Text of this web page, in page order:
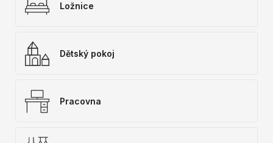
Ložnice
Dětský pokoj
Pracovna